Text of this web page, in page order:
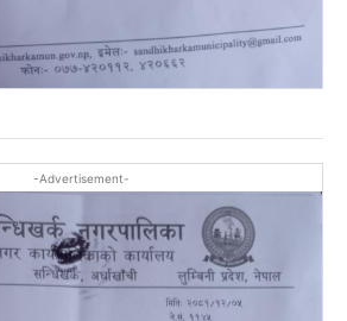
-Advertisement-